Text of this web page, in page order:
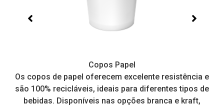
Copos Papel
Os copos de papel oferecem excelente resistência e
são 100% recicláveis, ideais para diferentes tipos de
bebidas. Disponíveis nas opções branca e kraft,